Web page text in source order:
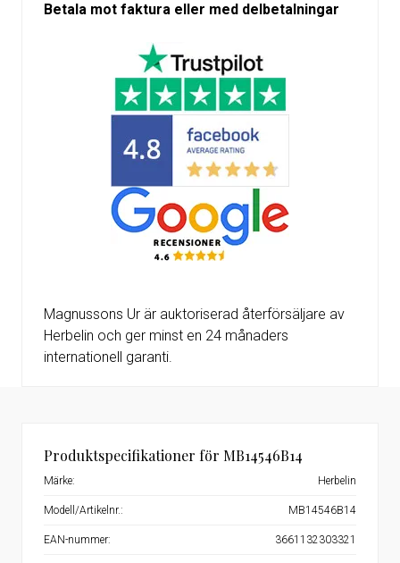
Betala mot faktura eller med delbetalningar
Magnussons Ur är auktoriserad återförsäljare av
Herbelin och ger minst en 24 månaders
internationell garanti.
Produktspecifikationer för MB14546B14
Märke: Herbelin
Modell/Artikelnr.: MB14546B14
EAN-nummer: 3661132303321